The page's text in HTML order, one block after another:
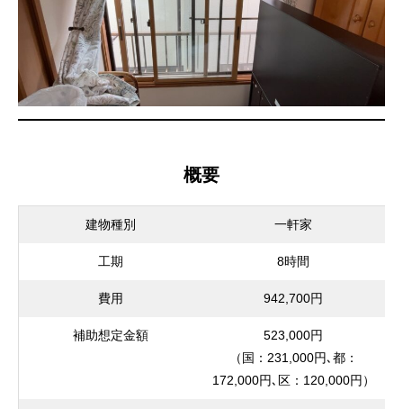
概要
建物種別 一軒家
工期 8時間
費用 942,700円
補助想定金額
523,000円
（国：231,000円､都：
172,000円､区：120,000円）